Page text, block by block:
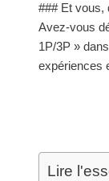
### Et vous,
Avez-vous
1P/3P »
expériences
Lire